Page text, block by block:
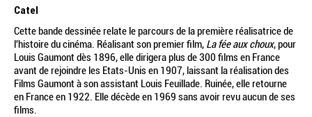
Catel
Cette bande dessinée relate le parcours de la première réalisatrice de
l'histoire du cinéma. Réalisant son premier film, La fée aux choux, pour
Louis Gaumont dès 1896, elle dirigera plus de 300 films en France
avant de rejoindre les Etats-Unis en 1907, laissant la réalisation des
Films Gaumont à son assistant Louis Feuillade. Ruinée, elle retourne
en France en 1922. Elle décède en 1969 sans avoir revu aucun de ses
films.